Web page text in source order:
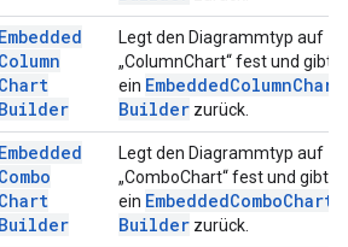
Embedded
Column
Chart
Builder
Legt den Diagrammtyp auf
„ColumnChart“ fest und gibt
ein EmbeddedColumnChart
Builder zurück.
Embedded
Combo
Chart
Builder
Legt den Diagrammtyp auf
„ComboChart“ fest und gibt
ein EmbeddedComboChart
Builder zurück.